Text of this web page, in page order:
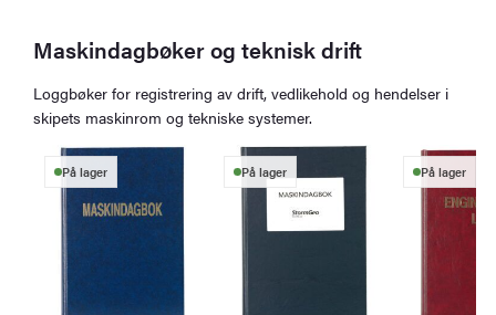
Maskindagbøker og teknisk drift
Loggbøker for registrering av drift, vedlikehold og hendelser i
skipets maskinrom og tekniske systemer.
På lager På lager På lager